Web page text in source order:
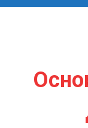
Перейти к